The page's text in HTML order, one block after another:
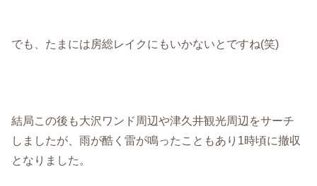
でも、たまには房総レイクにもいかないとですね(笑)
結局この後も大沢ワンド周辺や津久井観光周辺をサーチ
しましたが、雨が酷く雷が鳴ったこともあり1時頃に撤収
となりました。